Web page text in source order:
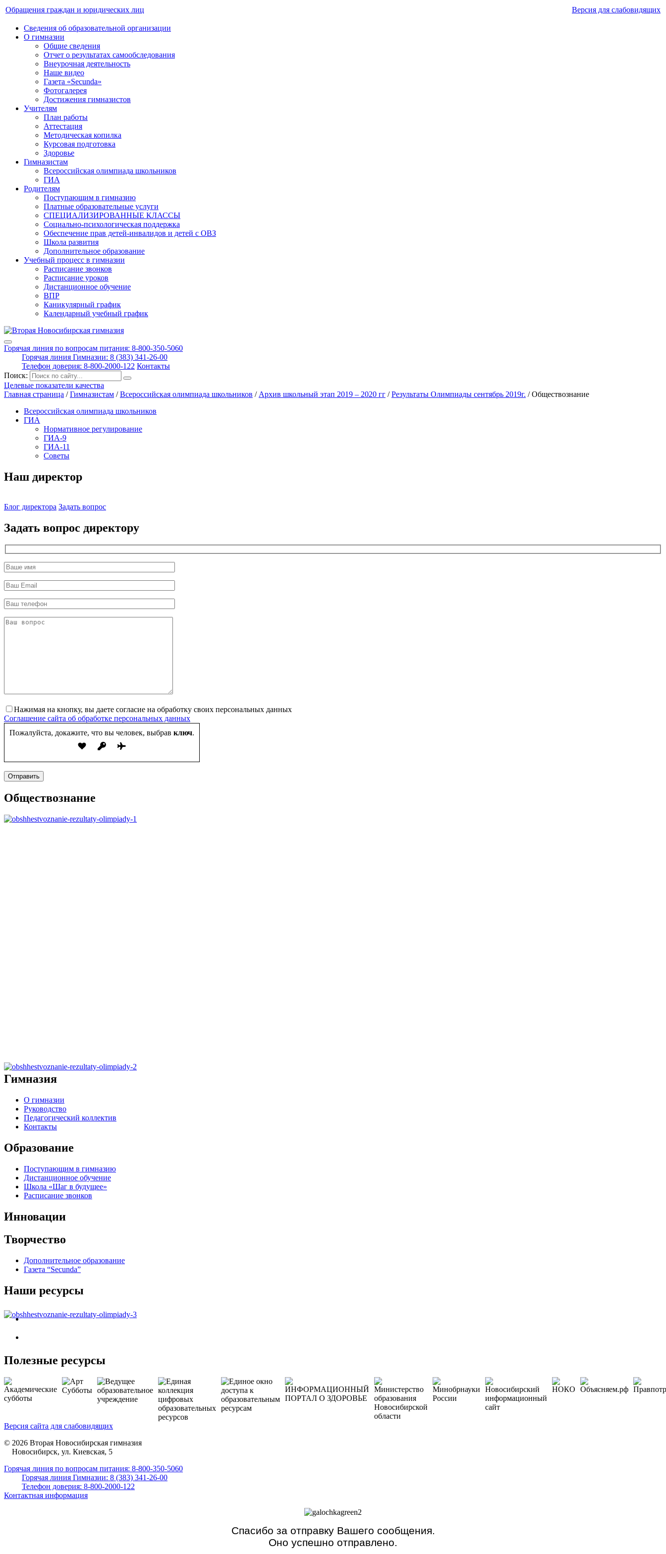
Обращения граждан и юридических лиц Версия для слабовидящих
Сведения об образовательной организации
О гимназии
Общие сведения
Отчет о результатах самообследования
Внеурочная деятельность
Наше видео
Газета «Secunda»
Фотогалерея
Достижения гимназистов
Учителям
План работы
Аттестация
Методическая копилка
Курсовая подготовка
Здоровье
Гимназистам
Всероссийская олимпиада школьников
ГИА
Родителям
Поступающим в гимназию
Платные образовательные услуги
СПЕЦИАЛИЗИРОВАННЫЕ КЛАССЫ
Социально-психологическая поддержка
Обеспечение прав детей-инвалидов и детей с ОВЗ
Школа развития
Дополнительное образование
Учебный процесс в гимназии
Расписание звонков
Расписание уроков
Дистанционное обучение
ВПР
Каникулярный график
Календарный учебный график
Горячая линия по вопросам питания: 8-800-350-5060
Горячая линия Гимназии: 8 (383) 341-26-00
Телефон доверия: 8-800-2000-122 Контакты
Поиск:
Целевые показатели качества
Главная страница /Гимназистам /Всероссийская олимпиада школьников / Архив школьный этап 2019 – 2020 гг /Результаты Олимпиады сентябрь 2019г. /Обществознание
Всероссийская олимпиада школьников
ГИА
Нормативное регулирование
ГИА-9
ГИА-11
Советы
Наш директор
Блог директора Задать вопрос
Задать вопрос директору
Нажимая на кнопку, вы даете согласие на обработку своих персональных данных
Соглашение сайта об обработке персональных данных
Пожалуйста, докажите, что вы человек, выбрав ключ.
Отправить
Обществознание
Гимназия
О гимназии
Руководство
Педагогический коллектив
Контакты
Образование
Поступающим в гимназию
Дистанционное обучение
Школа «Шаг в будущее»
Расписание звонков
Инновации
Творчество
Дополнительное образование
Газета “Secunda”
Наши ресурсы
Полезные ресурсы
Версия сайта для слабовидящих
© 2026 Вторая Новосибирская гимназия
Новосибирск, ул. Киевская, 5
Горячая линия по вопросам питания: 8-800-350-5060
Горячая линия Гимназии: 8 (383) 341-26-00
Телефон доверия: 8-800-2000-122
Контактная информация
Спасибо за отправку Вашего сообщения.
Оно успешно отправлено.